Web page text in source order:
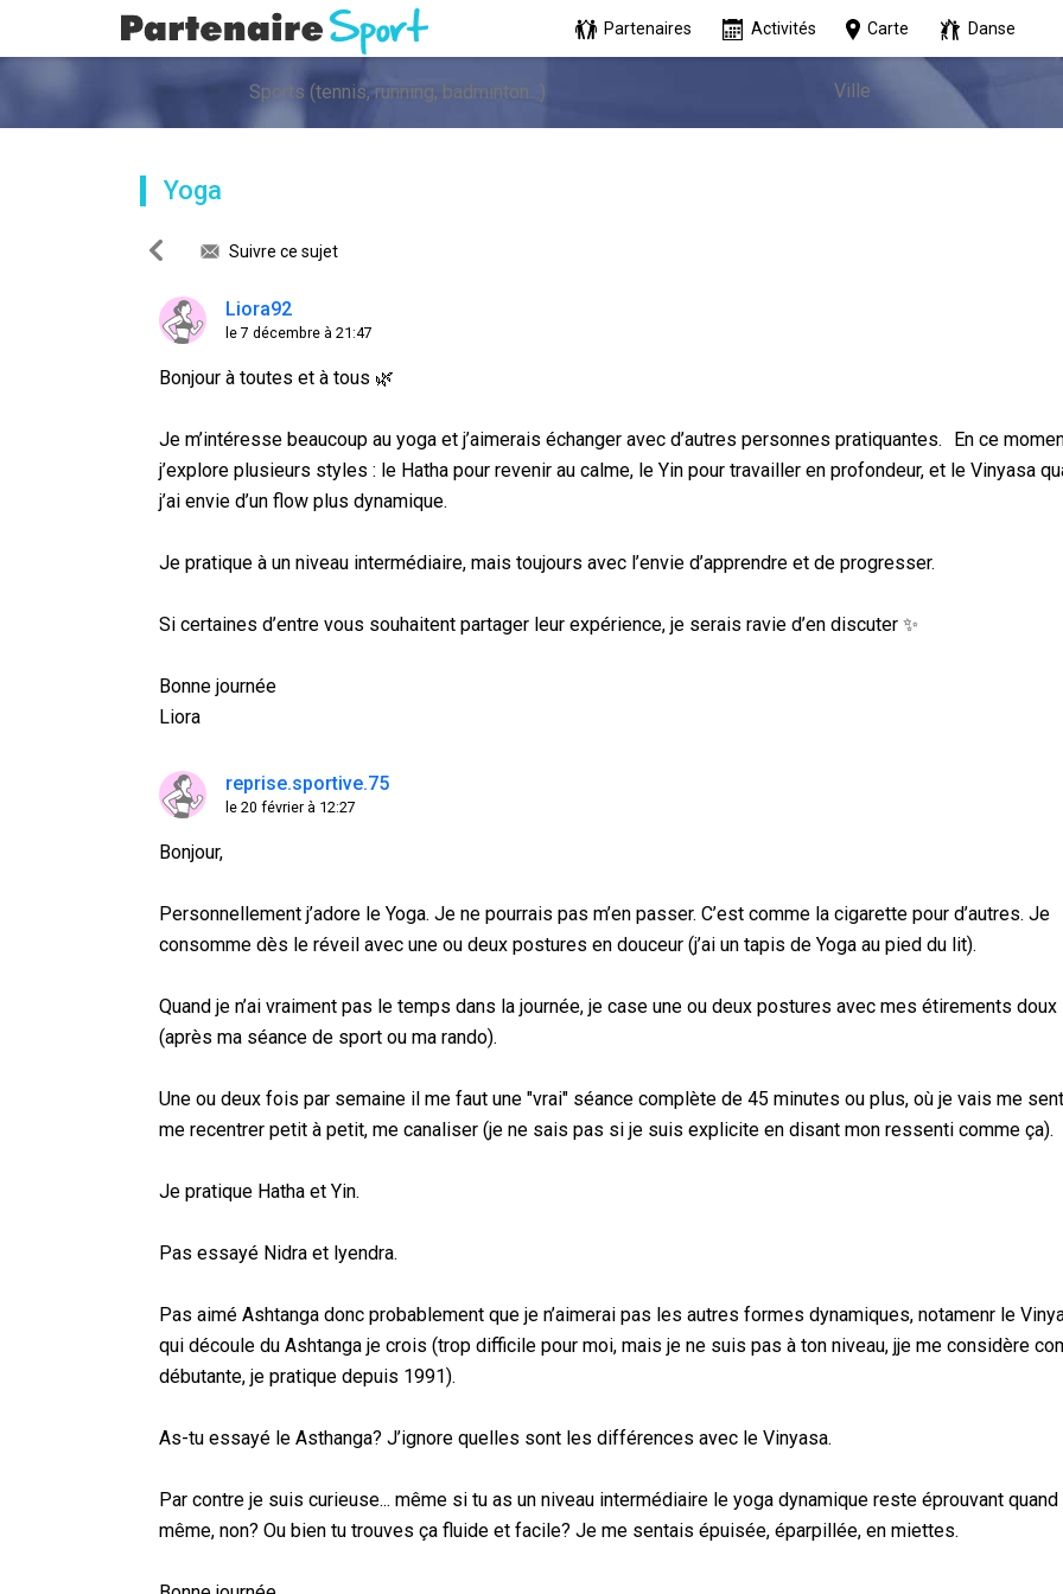
Partenaires Activités Carte Danse
Yoga
Suivre ce sujet
Liora92
le 7 décembre à 21:47
Bonjour à toutes et à tous 🌿
Je m’intéresse beaucoup au yoga et j’aimerais échanger avec d’autres personnes pratiquantes. En ce
j’explore plusieurs styles : le Hatha pour revenir au calme, le Yin pour travailler en profondeur, et le Vinyasa
j’ai envie d’un flow plus dynamique.
Je pratique à un niveau intermédiaire, mais toujours avec l’envie d’apprendre et de progresser.
Si certaines d’entre vous souhaitent partager leur expérience, je serais ravie d’en discuter ✨
Bonne journée
Liora
reprise.sportive.75
le 20 février à 12:27
Bonjour,
Personnellement j’adore le Yoga. Je ne pourrais pas m’en passer. C’est comme la cigarette pour d’autres. Je
consomme dès le réveil avec une ou deux postures en douceur (j’ai un tapis de Yoga au pied du lit).
Quand je n’ai vraiment pas le temps dans la journée, je case une ou deux postures avec mes étirements doux
(après ma séance de sport ou ma rando).
Une ou deux fois par semaine il me faut une "vrai" séance complète de 45 minutes ou plus, où je vais me
me recentrer petit à petit, me canaliser (je ne sais pas si je suis explicite en disant mon ressenti comme ça).
Je pratique Hatha et Yin.
Pas essayé Nidra et lyendra.
Pas aimé Ashtanga donc probablement que je n’aimerai pas les autres formes dynamiques, notamenr le
qui découle du Ashtanga je crois (trop difficile pour moi, mais je ne suis pas à ton niveau, jje me considère
débutante, je pratique depuis 1991).
As-tu essayé le Asthanga? J’ignore quelles sont les différences avec le Vinyasa.
Par contre je suis curieuse... même si tu as un niveau intermédiaire le yoga dynamique reste éprouvant quand
même, non? Ou bien tu trouves ça fluide et facile? Je me sentais épuisée, éparpillée, en miettes.